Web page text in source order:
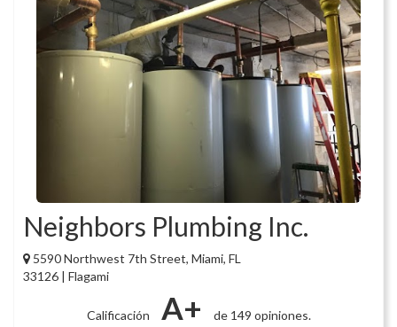
Neighbors Plumbing Inc.
5590 Northwest 7th Street, Miami, FL
33126 | Flagami
Calificación A+
de 149 opiniones.